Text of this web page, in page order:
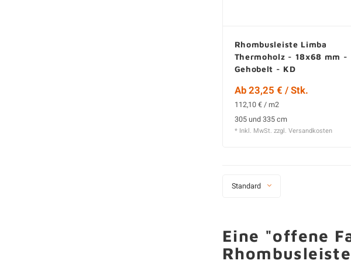
Rhombusleiste Limba
Thermoholz - 18x68 mm -
Gehobelt - KD
Ab 23,25 € / Stk.
112,10 € / m2
305 und 335 cm
* Inkl. MwSt. zzgl. Versandkosten
Standard
Eine "offene